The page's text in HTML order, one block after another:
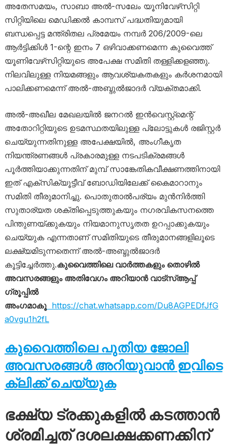
അതേസമയം, സാബാ അൽ-സലേം യൂനിവേഴ്‌സിറ്റി
സിറ്റിയിലെ മെഡിക്കൽ കാമ്പസ് പദ്ധതിയുമായി
ബന്ധപ്പെട്ട മന്ത്രിതല പ്രമേയം നമ്പർ 206/2009-ലെ
ആർട്ടിക്കിൾ 1-ന്റെ ഇനം 7 ഒഴിവാക്കണമെന്ന കുവൈത്ത്
യൂണിവേഴ്‌സിറ്റിയുടെ അപേക്ഷ സമിതി തള്ളിക്കളഞ്ഞു.
നിലവിലുള്ള നിയമങ്ങളും ആവശ്യകതകളും കർശനമായി
പാലിക്കണമെന്ന് അൽ-അബ്ദുൽജാദർ വ്യക്തമാക്കി.
അൽ-അഖീല മേഖലയിൽ ജനറൽ ഇൻവെസ്റ്റ്മെന്റ്
അതോറിറ്റിയുടെ ഉടമസ്ഥതയിലുള്ള പ്ലോട്ടുകൾ രജിസ്റ്റർ
ചെയ്യുന്നതിനുള്ള അപേക്ഷയിൽ, അംഗീകൃത
നിയന്ത്രണങ്ങൾ പ്രകാരമുള്ള നടപടിക്രമങ്ങൾ
പൂർത്തിയാക്കുന്നതിന് മുമ്പ് സാങ്കേതികവീക്ഷണത്തിനായി
ഇത് എക്സിക്യൂട്ടീവ് ബോഡിയിലേക്ക് കൈമാറാനും
സമിതി തീരുമാനിച്ചു. പൊതുതാൽപര്യം മുൻനിർത്തി
സുതാര്യത ശക്തിപ്പെടുത്തുകയും നഗരവികസനത്തെ
പിന്തുണയ്ക്കുകയും നിയമാനുസൃതത ഉറപ്പാക്കുകയും
ചെയ്യുക എന്നതാണ് സമിതിയുടെ തീരുമാനങ്ങളിലൂടെ
ലക്ഷ്യമിടുന്നതെന്ന് അൽ-അബ്ദുൽജാദർ
കൂട്ടിച്ചേർത്തു.കുവൈത്തിലെ വാർത്തകളും തൊഴിൽ
അവസരങ്ങളും അതിവേഗം അറിയാൻ വാട്സ്ആപ്പ്
ഗ്രൂപ്പിൽ
അംഗമാകൂhttps://chat.whatsapp.com/Du8AGPEDfJfG
a0vgu1h2fL
കുവൈത്തിലെ പുതിയ ജോലി
അവസരങ്ങൾ അറിയുവാൻ ഇവിടെ
ക്ലിക്ക് ചെയ്യുക
ഭക്ഷ്യ ട്രക്കുകളിൽ കടത്താന്‍
ശ്രമിച്ചത് ദശലക്ഷക്കണക്കിന്